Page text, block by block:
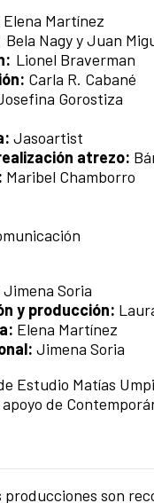
Elena Martínez
Bela Nagy y Juan
Lionel Braverman
Carla R. Cabané
Gorostiza
Jasoartist
atrezo:
Maribel Chamborro
Jimena Soria
y producción:
Elena Martínez
Jimena Soria
Estudio Matías
de
producciones son